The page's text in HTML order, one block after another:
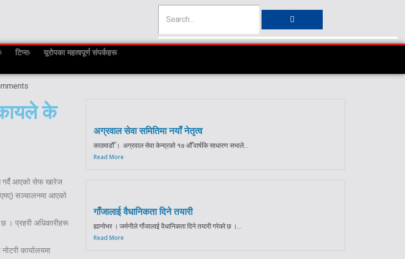
टिप्स
यूरोपका महत्वपूर्ण संपर्कहरू
के
गर्दै आएको सेफ खारेज
सञ्चालनमा आएको
। प्रहरी अधिकारीहरू
कार्यालयमा
अग्रवाल सेवा समितिमा नयाँ नेतृत्व
काठमाडौँ । अग्रवाल सेवा केन्द्रको १७ औँ वार्षकि साधारण सभाले...
Read More
गाँजालाई वैधानिकता दिने तयारी
ह्यानोभर । जर्मनीले गाँजालाई वैधानिकता दिने तयारी गरेको छ ।...
Read More